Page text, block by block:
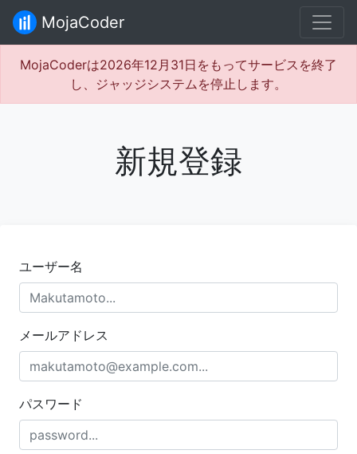
MojaCoder
MojaCoderは2026年12月31日をもってサービスを終了
し、ジャッジシステムを停止します。
新規登録
ユーザー名
メールアドレス
パスワード